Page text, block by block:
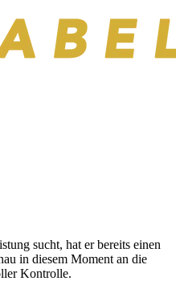
sucht, hat er bereits einen
in diesem Moment an die
Kontrolle.